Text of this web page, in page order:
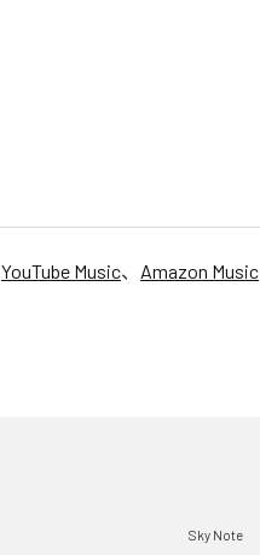
YouTube Music、 Amazon Music
Sky Note